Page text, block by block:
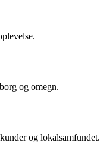
og omegn.
og lokalsamfundet.